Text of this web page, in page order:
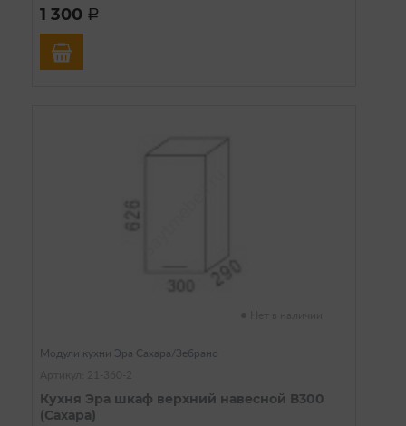
1 300 a
Модули кухни Эра Сахара/Зебрано
Кухня Эра шкаф верхний навесной В300
(Сахара)